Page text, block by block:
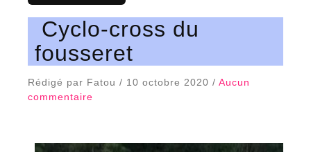
Articles de presse
Cyclo-cross du
fousseret
Rédigé par Fatou / 10 octobre 2020 / Aucun
commentaire